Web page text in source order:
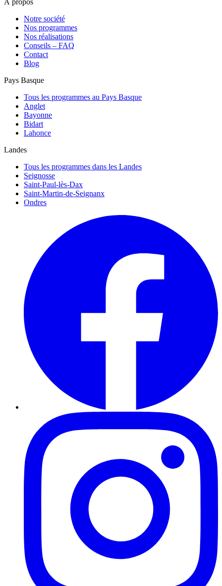
À propos
Notre société
Nos programmes
Nos réalisations
Conseils – FAQ
Contact
Blog
Pays Basque
Tous les programmes au Pays Basque
Anglet
Bayonne
Bidart
Lahonce
Landes
Tous les programmes dans les Landes
Seignosse
Saint-Paul-lès-Dax
Saint-Martin-de-Seignanx
Ondres